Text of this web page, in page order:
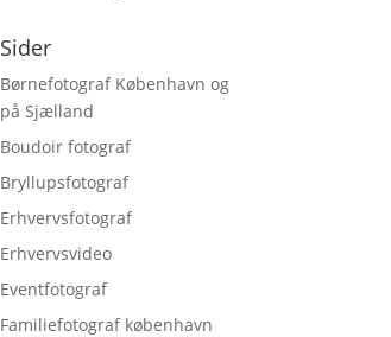
Sider
Børnefotograf København og
på Sjælland
Boudoir fotograf
Bryllupsfotograf
Erhvervsfotograf
Erhvervsvideo
Eventfotograf
Familiefotograf københavn